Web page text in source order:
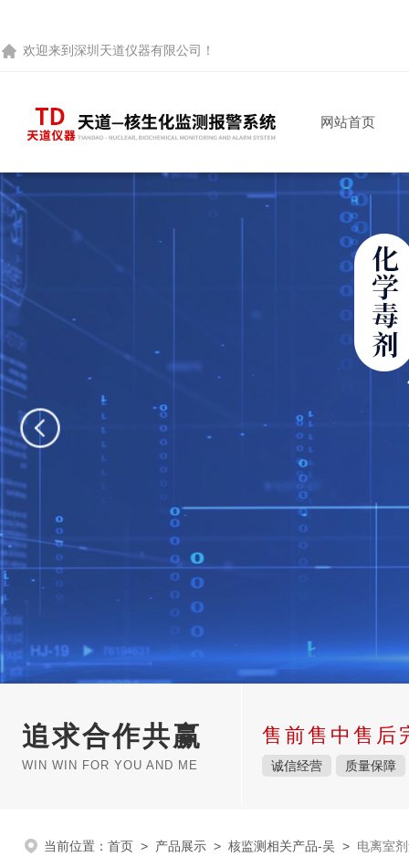
欢迎来到 深圳天道仪器有限公司 ！
网站首页
追求合作共赢
WIN WIN FOR YOU AND ME
售前售中售后
诚信经营 质量保障
当前位置： 首页 > 产品展示 > 核监测相关产品-吴 > 电离室